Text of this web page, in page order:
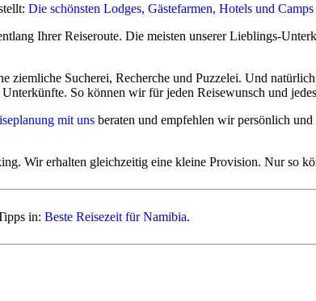
Schweiz, Österreich und fast der gesamten EU ein
Sie bitte idealerweise mehr als 6 Monate vor der
Die schönsten Lodges, Gästefarmen, Hotels und
Ihrer Reiseroute. Die meisten unserer Lieblings-
Sucherei, Recherche und Puzzelei. Und
So können wir für jeden Reisewunsch und
mit uns beraten und empfehlen wir persönlich
Wir erhalten gleichzeitig eine kleine Provision. Nur so
in: Beste Reisezeit für Namibia.